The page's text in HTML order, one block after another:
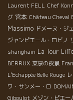
Laurent FELL Chef
グ 宮本 Château Cheval
Massimo ドメーヌ・ジ
ジャンピエール・ロビノ
shanghain La Tour
BERRUX 東京の夜景
L'Echappée Belle Rouge
ワ・サンメー・ロ
Giboulot メゾン・ピエー